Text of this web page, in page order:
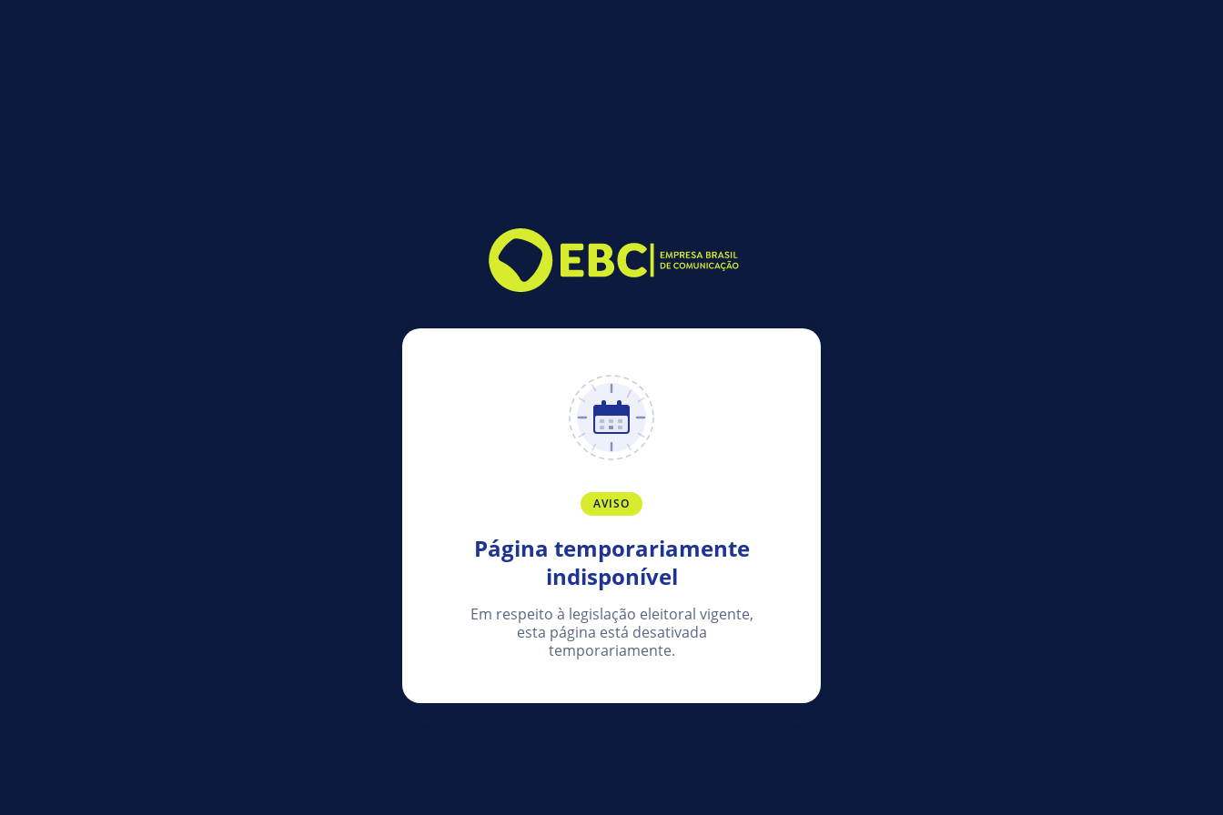
AVISO
Página temporariamente
indisponível
Em respeito à legislação eleitoral vigente,
esta página está desativada
temporariamente.